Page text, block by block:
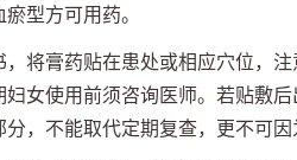
型方可用药。
将膏药贴在患处或相应穴位，
女使用前须咨询医师。若贴敷
，不能取代定期复查，更不可因